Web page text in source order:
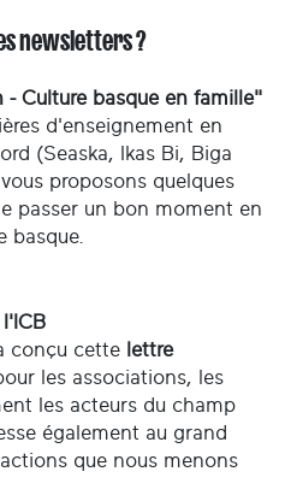
newsletters ?
- Culture basque en famille"
d'enseignement en
(Seaska, Ikas Bi, Biga
proposons quelques
passer un bon moment en
basque.
conçu cette lettre
les associations, les
les acteurs du champ
également au grand
que nous menons